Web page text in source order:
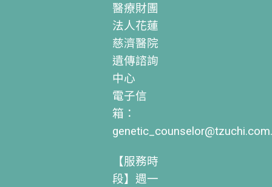
醫療財團
法人花蓮
慈濟醫院
遺傳諮詢
中心
電子信
箱：
【服務時
段】週一